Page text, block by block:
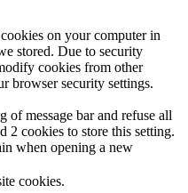
on your computer in
stored. Due to security
cookies from other
browser security settings.
of message bar and refuse all
2 cookies to store this setting.
when opening a new
cookies.